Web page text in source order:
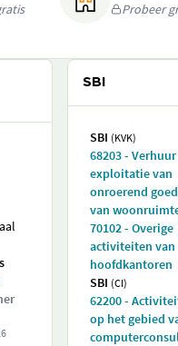
Probeer
SBI
SBI (KVK)
68203 -
exploitatie van
onroerend
van
70102 - Overige
activiteiten van
hoofdkantoren
SBI (CI)
62200 -
op het gebied